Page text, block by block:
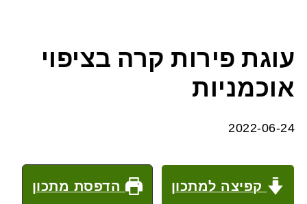
עוגת פירות קרה בציפוי
אוכמניות
2022-06-24
קפיצה למתכון הדפסת מתכון